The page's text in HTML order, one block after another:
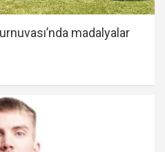
madalyalar